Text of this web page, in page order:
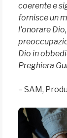
coerente e
fornisce un
l’onorare
Dio in
Preghiera
– SAM,